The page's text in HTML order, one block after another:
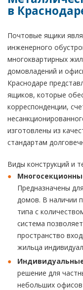
в
Почтовые ящики
инженерного
многоквартирных
домовладений и
Краснодаре
ящиков, которые
корреспонденции,
изготовлены из
стандартам
Виды конструкций и
Предназначены
домов. В наличии
типа с
система
пространство
жильца
решение для
небольших